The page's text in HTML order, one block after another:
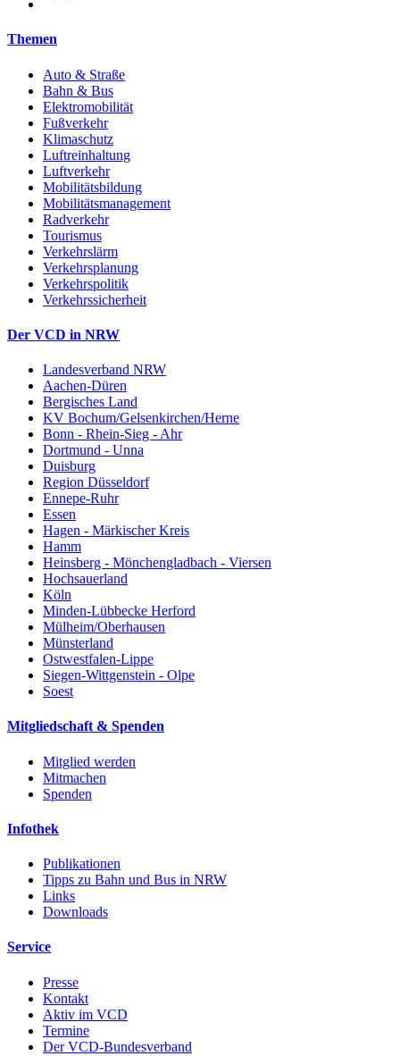
Themen
Auto & Straße
Bahn & Bus
Elektromobilität
Fußverkehr
Klimaschutz
Luftreinhaltung
Luftverkehr
Mobilitätsbildung
Mobilitätsmanagement
Radverkehr
Tourismus
Verkehrslärm
Verkehrsplanung
Verkehrspolitik
Verkehrssicherheit
Der VCD in NRW
Landesverband NRW
Aachen-Düren
Bergisches Land
KV Bochum/Gelsenkirchen/Herne
Bonn - Rhein-Sieg - Ahr
Dortmund - Unna
Duisburg
Region Düsseldorf
Ennepe-Ruhr
Essen
Hagen - Märkischer Kreis
Hamm
Heinsberg - Mönchengladbach - Viersen
Hochsauerland
Köln
Minden-Lübbecke Herford
Mülheim/Oberhausen
Münsterland
Ostwestfalen-Lippe
Siegen-Wittgenstein - Olpe
Soest
Mitgliedschaft & Spenden
Mitglied werden
Mitmachen
Spenden
Infothek
Publikationen
Tipps zu Bahn und Bus in NRW
Links
Downloads
Service
Presse
Kontakt
Aktiv im VCD
Termine
Der VCD-Bundesverband